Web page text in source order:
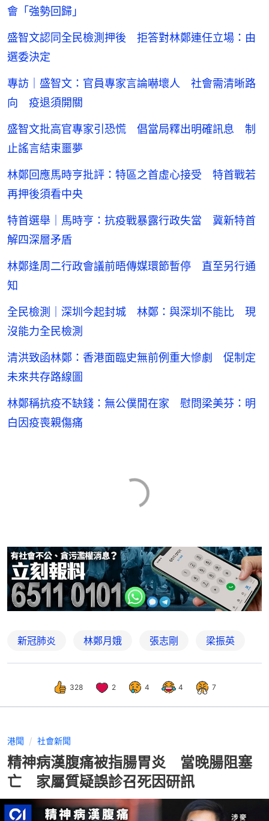
會「強勢回歸」
盛智文認同全民檢測押後 拒答對林鄭連任立場：由
選委決定
專訪｜盛智文：官員專家言論嚇壞人 社會需清晰路
向 疫退須開關
盛智文批高官專家引恐慌 倡當局釋出明確訊息 制
止謠言結束噩夢
林鄭回應馬時亨批評：特區之首虛心接受 特首戰若
再押後須看中央
特首選舉｜馬時亨：抗疫戰暴露行政失當 冀新特首
解四深層矛盾
林鄭逢周二行政會議前晤傳媒環節暫停 直至另行通
知
全民檢測｜深圳今起封城 林鄭：與深圳不能比 現
沒能力全民檢測
清洪致函林鄭：香港面臨史無前例重大慘劇 促制定
未來共存路線圖
林鄭稱抗疫不缺錢：無公僕閒在家 慰問梁美芬：明
白因疫喪親傷痛
新冠肺炎 林鄭月娥 張志剛 梁振英
328 2 4 4 7
港聞 社會新聞
精神病漢腹痛被指腸胃炎 當晚腸阻塞
亡 家屬質疑誤診召死因研訊